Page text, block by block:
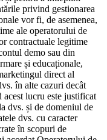
privind gestionarea
vor fi, de asemenea,
ale operatorului de
contractuale legitime
demo sau din
și educaționale,
direct al
în alte cazuri decât
acest lucru este justificat
dvs. și de domeniul de
dvs. cu caracter
în scopuri de